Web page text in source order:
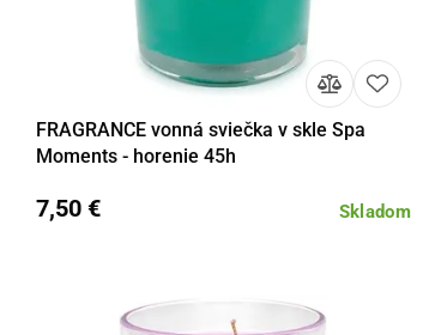
Detail Do košíka
FRAGRANCE vonná sviečka v skle Spa
Moments - horenie 45h
Skladom
7,50 €